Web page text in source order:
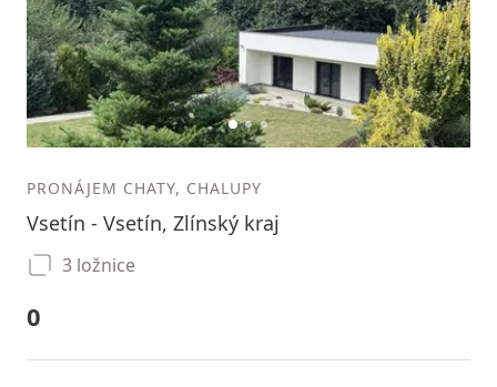
12 3
PRONÁJEM CHATY, CHALUPY
Vsetín - Vsetín, Zlínský kraj
3 ložnice
0